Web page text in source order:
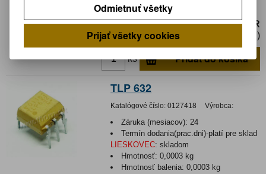
Optočlen DIP8
0,85 EUR
0,70 EUR (Cena bez DPH)
ks Pridať do košíka
TLP 632
Katalógové číslo: 0127418 Výrobca:
Záruka (mesiacov): 24
Termín dodania(prac.dni)-platí pre sklad
LIESKOVEC: skladom
Hmotnosť:0,0003 kg
Hmotnosť balenia:0,0003 kg
Odmietnuť všetky
Prijať všetky cookies